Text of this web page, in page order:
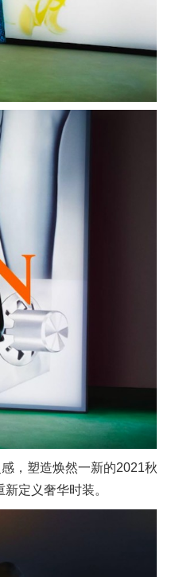
，塑造焕然一新的2021秋
定义奢华时装。